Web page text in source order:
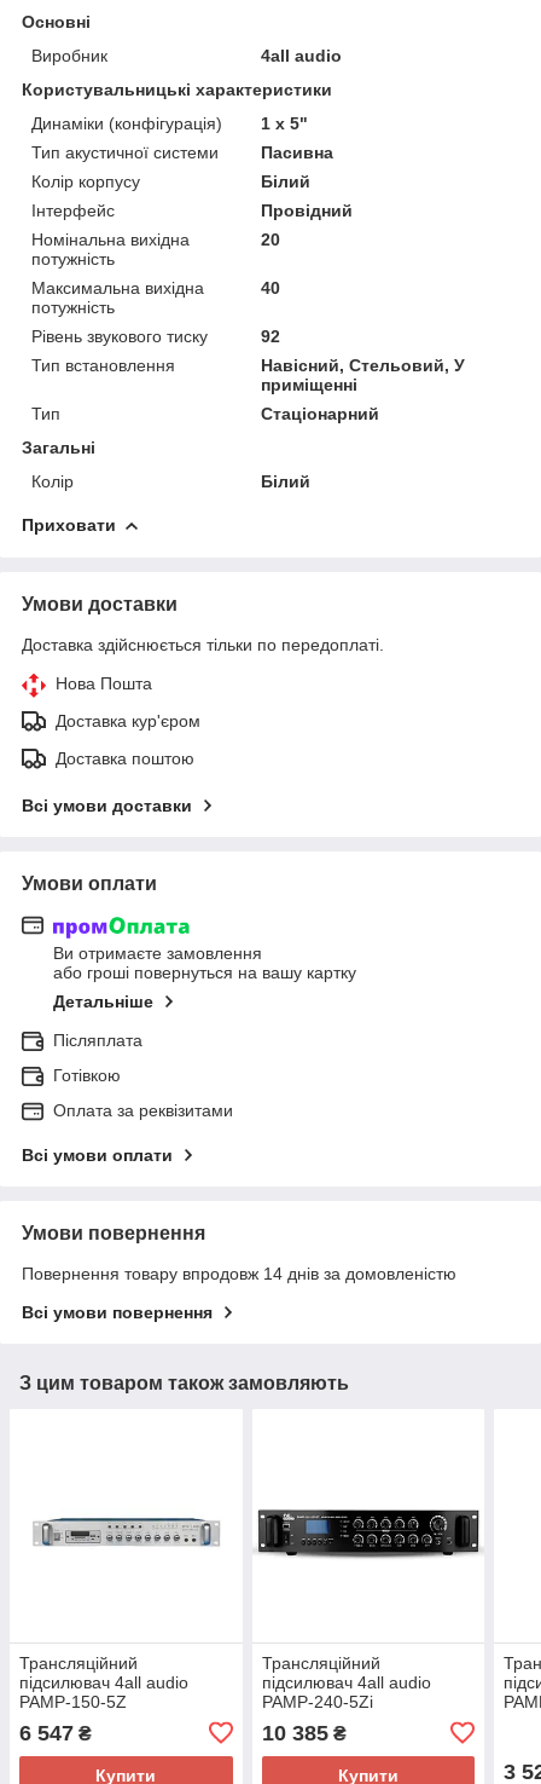
Основні
Виробник
4all audio
Користувальницькі характеристики
Динаміки (конфігурація)
1 x 5"
Тип акустичної системи
Пасивна
Колір корпусу
Білий
Інтерфейс
Провідний
Номінальна вихідна
потужність
20
Максимальна вихідна
потужність
40
Рівень звукового тиску
92
Тип встановлення
Навісний, Стельовий, У
приміщенні
Тип
Стаціонарний
Загальні
Колір
Білий
Приховати
Умови доставки
Доставка здійснюється тільки по передоплаті.
Нова Пошта
Доставка кур'єром
Доставка поштою
Всі умови доставки
Умови оплати
Ви отримаєте замовлення
або гроші повернуться на вашу картку
Детальніше
Післяплата
Готівкою
Оплата за реквізитами
Всі умови оплати
Умови повернення
Повернення товару впродовж 14 днів за домовленістю
Всі умови повернення
З цим товаром також замовляють
Трансляційний
підсилювач 4all audio
PAMP-150-5Z
6 547 ₴
Купити
Трансляційний
підсилювач 4all audio
PAMP-240-5Zi
10 385₴
Купити 3